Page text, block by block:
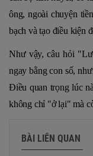
ông, ngoài chuyện
bạch và tạo điều kiện
Như vậy, câu hỏi
ngay bằng con số,
Điều quan trọng lúc
không chỉ "ở lại" mà
BÀI LIÊN QUAN